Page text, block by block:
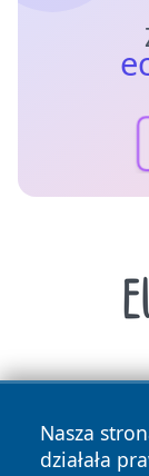
Nasza
działała